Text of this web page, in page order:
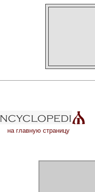
на главную страницу